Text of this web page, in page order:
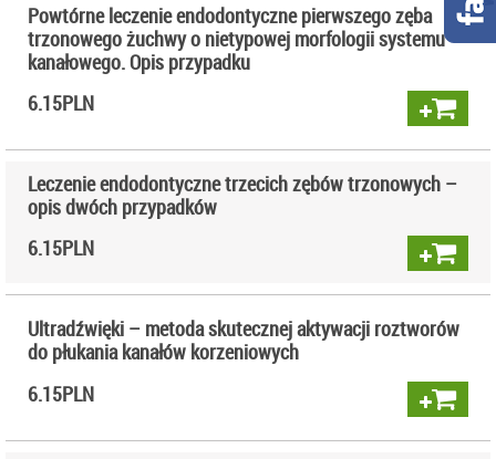
Powtórne leczenie endodontyczne pierwszego zęba
trzonowego żuchwy o nietypowej morfologii systemu
kanałowego. Opis przypadku
6.15PLN
Leczenie endodontyczne trzecich zębów trzonowych –
opis dwóch przypadków
6.15PLN
Ultradźwięki – metoda skutecznej aktywacji roztworów
do płukania kanałów korzeniowych
6.15PLN